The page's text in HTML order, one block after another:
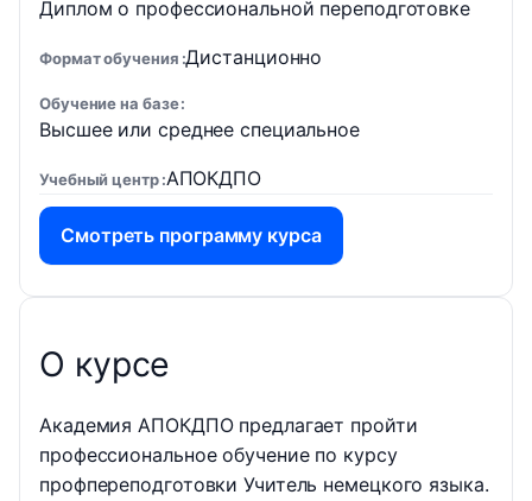
Диплом о профессиональной переподготовке
Формат обучения Дистанционно
Обучение на базе
Высшее или среднее специальное
Учебный центр АПОКДПО
Смотреть программу курса
О курсе
Академия АПОКДПО предлагает пройти
профессиональное обучение по курсу
профпереподготовки Учитель немецкого языка.